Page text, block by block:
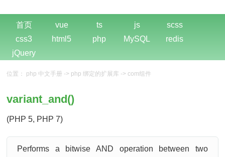
首页 vue ts js
scss
css3
html5 php MySQL
redis
jQuery
位置： php 中文手册 -> php 绑定的扩展库 -> com组件
variant_and()
(PHP 5, PHP 7)
Performs a bitwise AND operation between two